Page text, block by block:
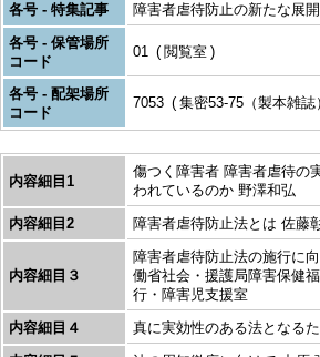
各号 - 特集記事
障害者虐待防止の新たな展開
各号 - 保管場所
コード
01 閲覧室
各号 - 配架場所
コード
7053 集密53-75（製本雑誌
内容細目1
傷つく障害者 障害者虐待の
われているのか 野澤和弘
内容細目2
障害者虐待防止法とは 佐藤
内容細目３
障害者虐待防止法の施行に
働省社会・援護局障害保健
行・障害児支援室
内容細目４
真に実効性のある法となる